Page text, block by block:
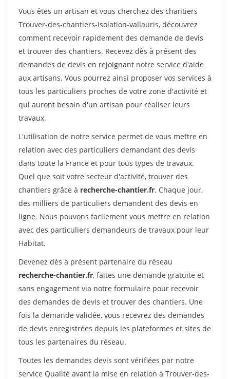
Vous êtes un artisan et vous cherchez des chantiers
Trouver-des-chantiers-isolation-vallauris, découvrez
comment recevoir rapidement des demande de devis
et trouver des chantiers. Recevez dès à présent des
demandes de devis en rejoignant notre service d'aide
aux artisans. Vous pourrez ainsi proposer vos services à
tous les particuliers proches de votre zone d'activité et
qui auront besoin d'un artisan pour réaliser leurs
travaux.
L'utilisation de notre service permet de vous mettre en
relation avec des particuliers demandant des devis
dans toute la France et pour tous types de travaux.
Quel que soit votre secteur d'activité, trouver des
chantiers grâce à recherche-chantier.fr. Chaque jour,
des milliers de particuliers demandent des devis en
ligne. Nous pouvons facilement vous mettre en relation
avec des particuliers demandeurs de travaux pour leur
Habitat.
Devenez dès à présent partenaire du réseau
recherche-chantier.fr, faites une demande gratuite et
sans engagement via notre formulaire pour recevoir
des demandes de devis et trouver des chantiers. Une
fois la demande validée, vous recevrez des demandes
de devis enregistrées depuis les plateformes et sites de
tous les partenaires du réseau.
Toutes les demandes devis sont vérifiées par notre
service Qualité avant la mise en relation à Trouver-des-